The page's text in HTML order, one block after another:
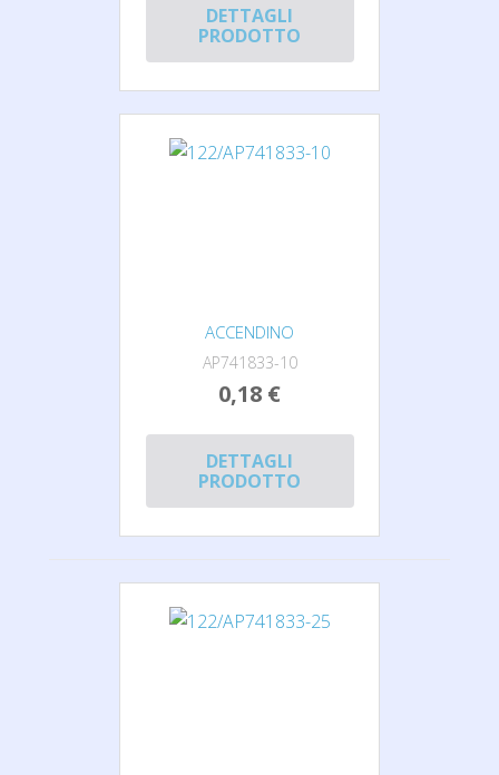
DETTAGLI
PRODOTTO
ACCENDINO
AP741833-10
0,18 €
DETTAGLI
PRODOTTO